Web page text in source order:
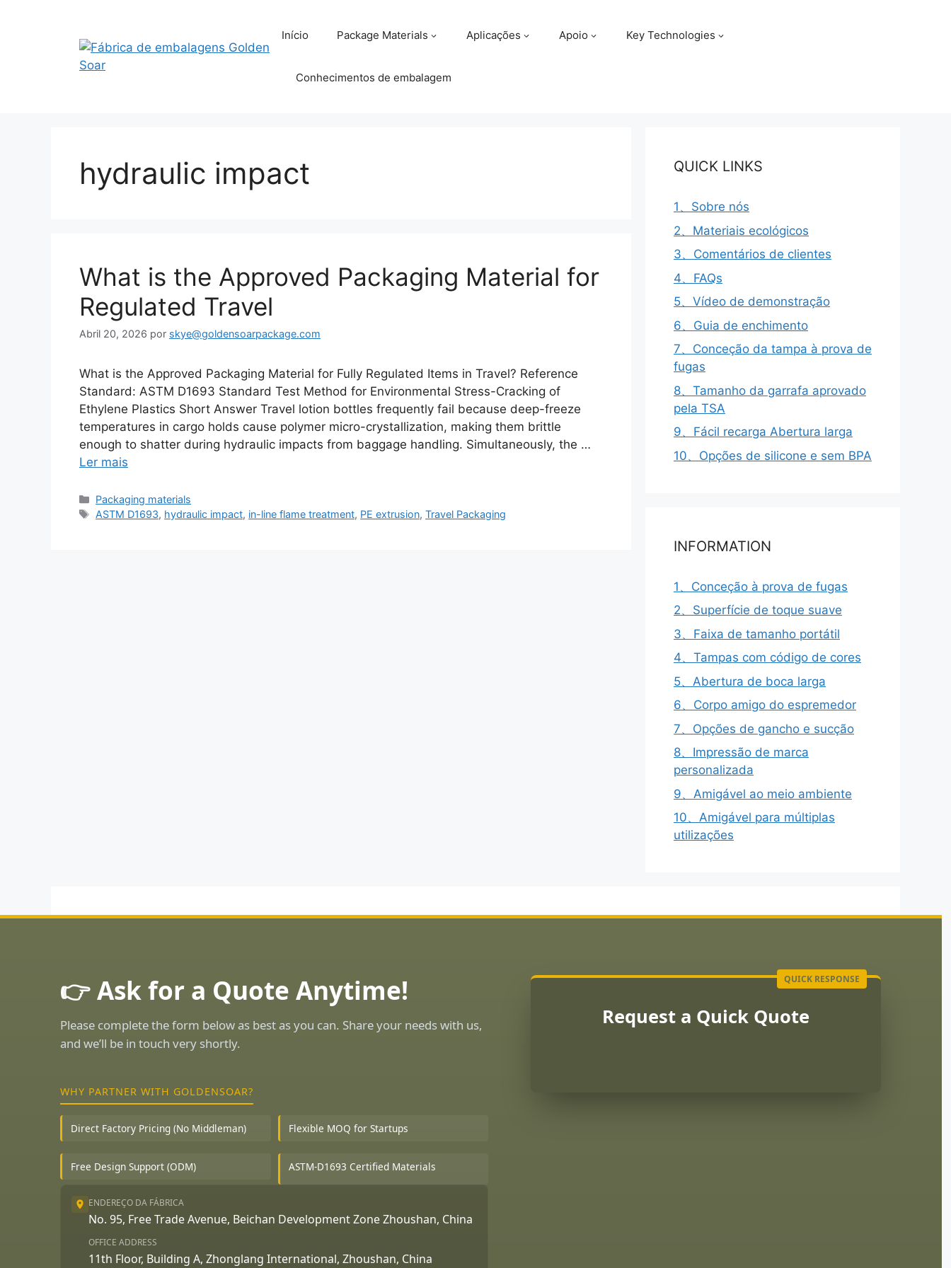
Início Package Materials Aplicações Apoio Key Technologies
Conhecimentos de embalagem
hydraulic impact
What is the Approved Packaging Material for
Regulated Travel
Abril 20, 2026 por skye@goldensoarpackage.com
What is the Approved Packaging Material for Fully Regulated Items in Travel? Reference
Standard: ASTM D1693 Standard Test Method for Environmental Stress-Cracking of
Ethylene Plastics Short Answer Travel lotion bottles frequently fail because deep-freeze
temperatures in cargo holds cause polymer micro-crystallization, making them brittle
enough to shatter during hydraulic impacts from baggage handling. Simultaneously, the …
Ler mais
Categorias
Packaging materials
Etiquetas
ASTM D1693, hydraulic impact, in-line flame treatment, PE extrusion,Travel Packaging
QUICK LINKS
1、Sobre nós
2、Materiais ecológicos
3、Comentários de clientes
4、FAQs
5、Vídeo de demonstração
6、Guia de enchimento
7、Conceção da tampa à prova de
fugas
8、Tamanho da garrafa aprovado
pela TSA
9、Fácil recarga Abertura larga
10、Opções de silicone e sem BPA
INFORMATION
1、Conceção à prova de fugas
2、Superfície de toque suave
3、Faixa de tamanho portátil
4、Tampas com código de cores
5、Abertura de boca larga
6、Corpo amigo do espremedor
7、Opções de gancho e sucção
8、Impressão de marca
personalizada
9、Amigável ao meio ambiente
10、Amigável para múltiplas
utilizações
👉 Ask for a Quote Anytime!
Please complete the form below as best as you can. Share your needs with us,
and we’ll be in touch very shortly.
WHY PARTNER WITH GOLDENSOAR?
Direct Factory Pricing (No Middleman) Flexible MOQ for Startups
Free Design Support (ODM) ASTM-D1693 Certified Materials
ENDEREÇO DA FÁBRICA
No. 95, Free Trade Avenue, Beichan Development Zone Zhoushan, China
OFFICE ADDRESS
11th Floor, Building A, Zhonglang International, Zhoushan, China
Request a Quick Quote